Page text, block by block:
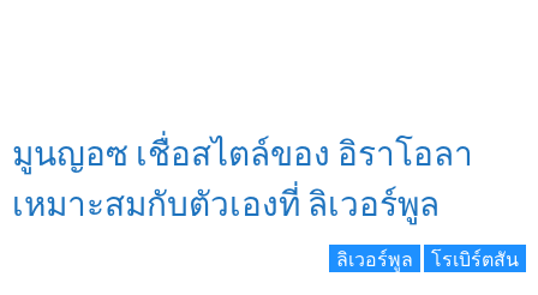
มูนญอซ เชื่อสไตล์ของ อิราโอลา
เหมาะสมกับตัวเองที่ ลิเวอร์พูล
ลิเวอร์พูล โรเบิร์ตสัน